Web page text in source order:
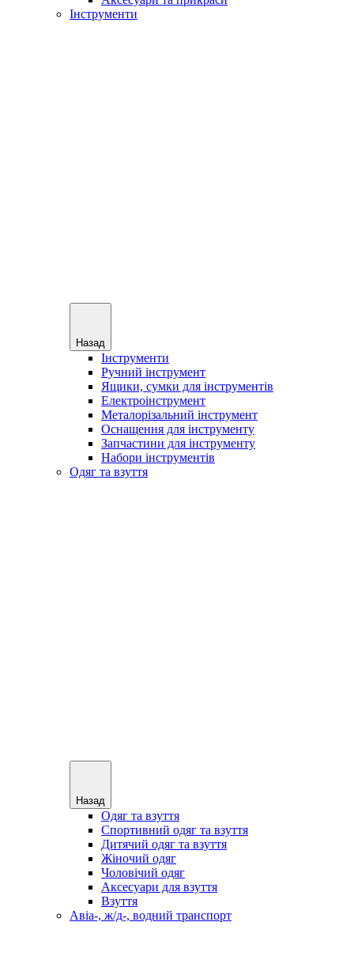
Інструменти
Назад
Інструменти
Ручний інструмент
Ящики, сумки для інструментів
Електроінструмент
Металорізальний інструмент
Оснащення для інструменту
Запчастини для інструменту
Набори інструментів
Одяг та взуття
Назад
Одяг та взуття
Спортивний одяг та взуття
Дитячий одяг та взуття
Жіночий одяг
Чоловічий одяг
Аксесуари для взуття
Взуття
Авіа-, ж/д-, водний транспорт